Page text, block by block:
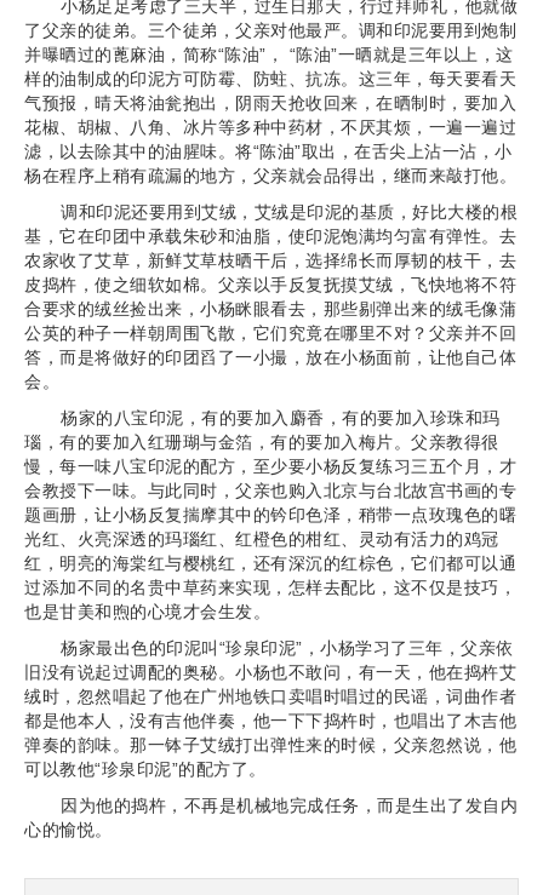
小杨足足考虑了三天半，过生日那天，行过拜师礼，他就做
了父亲的徒弟。三个徒弟，父亲对他最严。调和印泥要用到炮制
并曝晒过的蓖麻油，简称“陈油”， “陈油”一晒就是三年以上，这
样的油制成的印泥方可防霉、防蛀、抗冻。这三年，每天要看天
气预报，晴天将油瓮抱出，阴雨天抢收回来，在晒制时，要加入
花椒、胡椒、八角、冰片等多种中药材，不厌其烦，一遍一遍过
滤，以去除其中的油腥味。将“陈油”取出，在舌尖上沾一沾，小
杨在程序上稍有疏漏的地方，父亲就会品得出，继而来敲打他。
调和印泥还要用到艾绒，艾绒是印泥的基质，好比大楼的根
基，它在印团中承载朱砂和油脂，使印泥饱满均匀富有弹性。去
农家收了艾草，新鲜艾草枝晒干后，选择绵长而厚韧的枝干，去
皮捣杵，使之细软如棉。父亲以手反复抚摸艾绒，飞快地将不符
合要求的绒丝捡出来，小杨眯眼看去，那些剔弹出来的绒毛像蒲
公英的种子一样朝周围飞散，它们究竟在哪里不对？父亲并不回
答，而是将做好的印团舀了一小撮，放在小杨面前，让他自己体
会。
杨家的八宝印泥，有的要加入麝香，有的要加入珍珠和玛
瑙，有的要加入红珊瑚与金箔，有的要加入梅片。父亲教得很
慢，每一味八宝印泥的配方，至少要小杨反复练习三五个月，才
会教授下一味。与此同时，父亲也购入北京与台北故宫书画的专
题画册，让小杨反复揣摩其中的钤印色泽，稍带一点玫瑰色的曙
光红、火亮深透的玛瑙红、红橙色的柑红、灵动有活力的鸡冠
红，明亮的海棠红与樱桃红，还有深沉的红棕色，它们都可以通
过添加不同的名贵中草药来实现，怎样去配比，这不仅是技巧，
也是甘美和煦的心境才会生发。
杨家最出色的印泥叫“珍泉印泥”，小杨学习了三年，父亲依
旧没有说起过调配的奥秘。小杨也不敢问，有一天，他在捣杵艾
绒时，忽然唱起了他在广州地铁口卖唱时唱过的民谣，词曲作者
都是他本人，没有吉他伴奏，他一下下捣杵时，也唱出了木吉他
弹奏的韵味。那一钵子艾绒打出弹性来的时候，父亲忽然说，他
可以教他“珍泉印泥”的配方了。
因为他的捣杵，不再是机械地完成任务，而是生出了发自内
心的愉悦。